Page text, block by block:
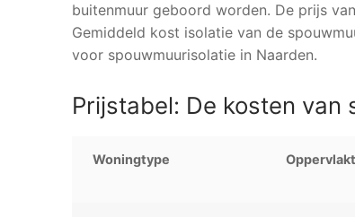
buitenmuur geboord worden. De prijs
Gemiddeld kost isolatie van de
voor spouwmuurisolatie in Naarden.
Prijstabel: De kosten van
Woningtype